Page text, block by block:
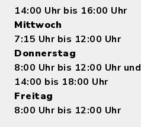
14:00 Uhr bis 16:00 Uhr
Mittwoch
7:15 Uhr bis 12:00 Uhr
Donnerstag
8:00 Uhr bis 12:00 Uhr und
14:00 bis 18:00 Uhr
Freitag
8:00 Uhr bis 12:00 Uhr